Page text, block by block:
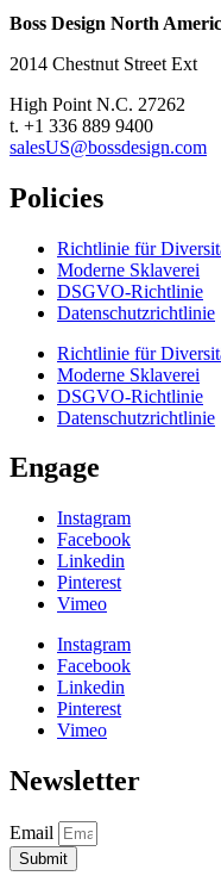
Boss Design North
2014 Chestnut Street Ext
High Point N.C. 27262
t. +1 336 889 9400
salesUS@bossdesign.com
Policies
Richtlinie für
Moderne Sklaverei
DSGVO-Richtlinie
Datenschutzrichtlinie
Richtlinie für
Moderne Sklaverei
DSGVO-Richtlinie
Datenschutzrichtlinie
Engage
Instagram
Facebook
Linkedin
Pinterest
Vimeo
Instagram
Facebook
Linkedin
Pinterest
Vimeo
Newsletter
Email
Submit